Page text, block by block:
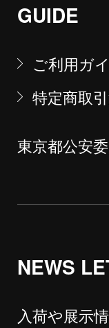
GUIDE
ご利用ガ
特定商取
東京都公安
NEWS
入荷や展示